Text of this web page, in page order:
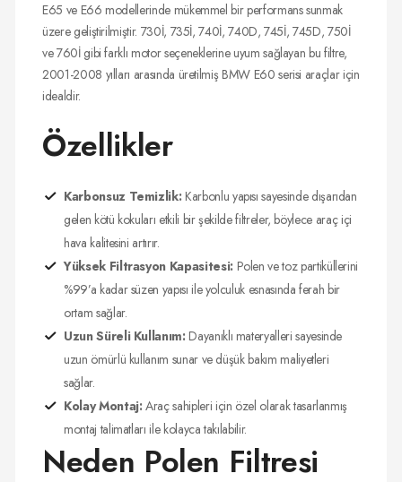
E65 ve E66 modellerinde mükemmel bir performans sunmak
üzere geliştirilmiştir. 730İ, 735İ, 740İ, 740D, 745İ, 745D, 750İ
ve 760İ gibi farklı motor seçeneklerine uyum sağlayan bu filtre,
2001-2008 yılları arasında üretilmiş BMW E60 serisi araçlar için
idealdir.
Özellikler
Karbonsuz Temizlik: Karbonlu yapısı sayesinde dışarıdan
gelen kötü kokuları etkili bir şekilde filtreler, böylece araç içi
hava kalitesini artırır.
Yüksek Filtrasyon Kapasitesi: Polen ve toz partiküllerini
%99’a kadar süzen yapısı ile yolculuk esnasında ferah bir
ortam sağlar.
Uzun Süreli Kullanım: Dayanıklı materyalleri sayesinde
uzun ömürlü kullanım sunar ve düşük bakım maliyetleri
sağlar.
Kolay Montaj: Araç sahipleri için özel olarak tasarlanmış
montaj talimatları ile kolayca takılabilir.
Neden Polen Filtresi